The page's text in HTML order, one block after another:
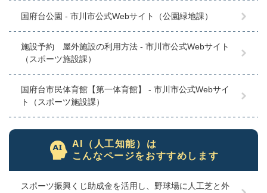
国府台公園 - 市川市公式Webサイト（公園緑地課）
施設予約 屋外施設の利用方法 - 市川市公式Webサイト
（スポーツ施設課）
国府台市民体育館【第一体育館】 - 市川市公式Webサイ
ト（スポーツ施設課）
AI（人工知能）は
こんなページをおすすめします
スポーツ振興くじ助成金を活用し、野球場に人工芝と外